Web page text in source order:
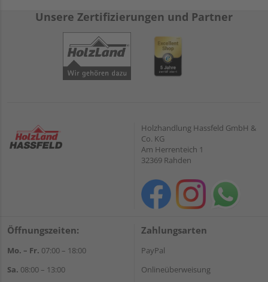
Unsere Zertifizierungen und Partner
Holzhandlung Hassfeld GmbH &
Co. KG
Am Herrenteich 1
32369 Rahden
Öffnungszeiten:
Mo. – Fr. 07:00 – 18:00
Sa. 08:00 – 13:00
Zahlungsarten
PayPal
Onlineüberweisung